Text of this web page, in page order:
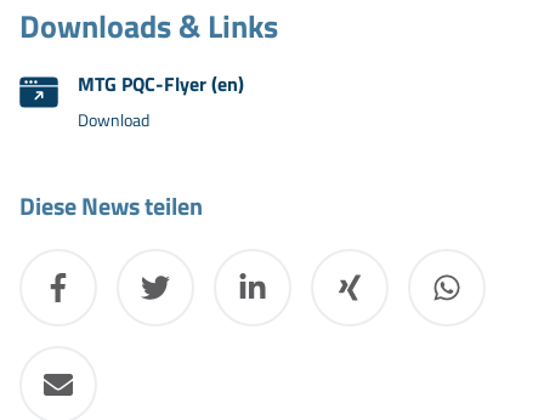
Downloads & Links
MTG PQC-Flyer (en)
Download
Diese News teilen